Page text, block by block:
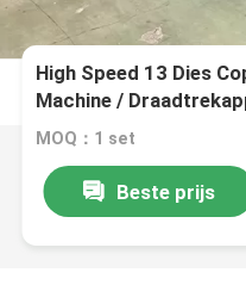
High Speed 13 Dies
Machine /
MOQ：1 set
Beste prijs